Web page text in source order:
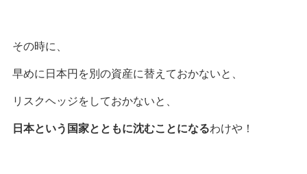
その時に、
早めに日本円を別の資産に替えておかないと、
リスクヘッジをしておかないと、
日本という国家とともに沈むことになるわけや！